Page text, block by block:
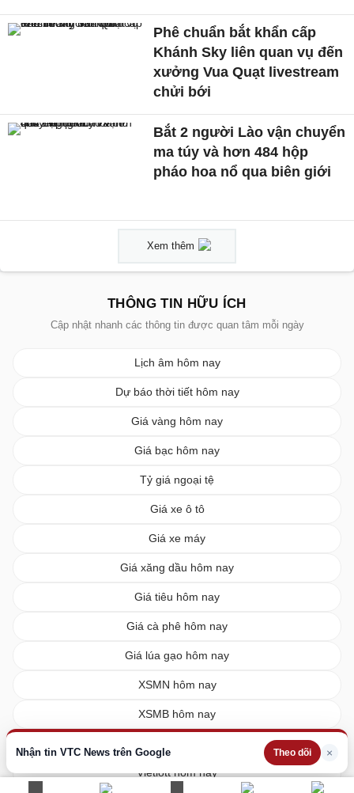
Nhận tin VTC News trên Google Theo dõi ×
Phê chuẩn bắt khẩn cấp
Khánh Sky liên quan vụ đến
xưởng Vua Quạt livestream
chửi bới
Bắt 2 người Lào vận chuyển
ma túy và hơn 484 hộp
pháo hoa nổ qua biên giới
Xem thêm
THÔNG TIN HỮU ÍCH
Cập nhật nhanh các thông tin được quan tâm mỗi ngày
Lịch âm hôm nay
Dự báo thời tiết hôm nay
Giá vàng hôm nay
Giá bạc hôm nay
Tỷ giá ngoại tệ
Giá xe ô tô
Giá xe máy
Giá xăng dầu hôm nay
Giá tiêu hôm nay
Giá cà phê hôm nay
Giá lúa gạo hôm nay
XSMN hôm nay
XSMB hôm nay
Vietlott hôm nay